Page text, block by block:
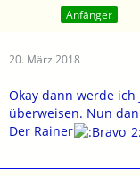
Anfänger
20. März 2018
Okay dann werde
überweisen. Nun
Der Rainer